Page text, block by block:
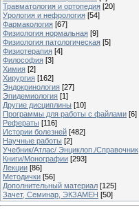
Травматология и ортопедия [20]
Урология и нефрология [54]
Фармакология [67]
Физиология нормальная [9]
Физиология патологическая [5]
Физиотерапия [4]
Философия [3]
Химия [2]
Хирургия [162]
Эндокринология [27]
Эпидемиология [1]
Другие дисциплины [10]
Программы для работы с файлами [6]
Рефераты [116]
Истории болезней [482]
Научные работы [2]
Учебник/Атлас/ Энциклоп./Справочник
Книги/Монографии [293]
Лекции [86]
Методички [56]
Дополнительный материал [125]
Зачет, Семинар, ЭКЗАМЕН [50]